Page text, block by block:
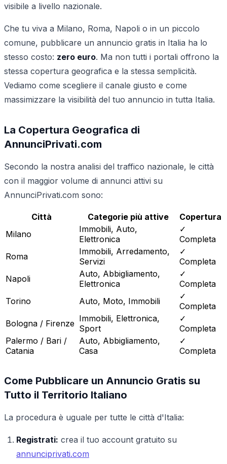
visibile a livello nazionale.
Che tu viva a Milano, Roma, Napoli o in un piccolo
comune, pubblicare un annuncio gratis in Italia ha lo
stesso costo: zero euro. Ma non tutti i portali offrono la
stessa copertura geografica e la stessa semplicità.
Vediamo come scegliere il canale giusto e come
massimizzare la visibilità del tuo annuncio in tutta Italia.
La Copertura Geografica di
AnnunciPrivati.com
Secondo la nostra analisi del traffico nazionale, le città
con il maggior volume di annunci attivi su
AnnunciPrivati.com sono:
Città Categorie più attive
Copertura
Milano
Immobili, Auto,
Elettronica
✓
Completa
Roma
Immobili, Arredamento,
Servizi
✓
Completa
Napoli
Auto, Abbigliamento,
Elettronica
✓
Completa
Torino
Auto, Moto, Immobili
✓
Completa
Bologna / Firenze Immobili, Elettronica,
Sport
✓
Completa
Palermo / Bari /
Catania
Auto, Abbigliamento,
Casa
✓
Completa
Come Pubblicare un Annuncio Gratis su
Tutto il Territorio Italiano
La procedura è uguale per tutte le città d'Italia:
Registrati: crea il tuo account gratuito su
annunciprivati.com